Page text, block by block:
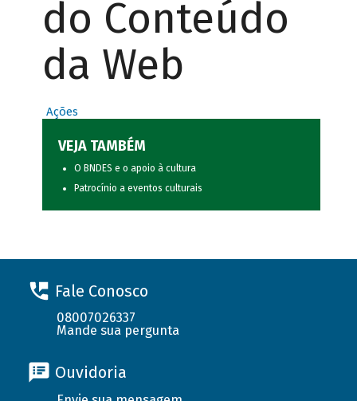
do Conteúdo
da Web
Ações
VEJA TAMBÉM
O BNDES e o apoio à cultura
Patrocínio a eventos culturais
Fale Conosco
08007026337
Mande sua pergunta
Ouvidoria